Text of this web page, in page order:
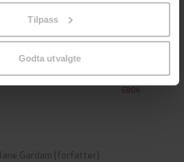
Tilpass
Godta utvalgte
349,-
Jørn Lier Horst
EBOK
Jane Gardam (forfatter)